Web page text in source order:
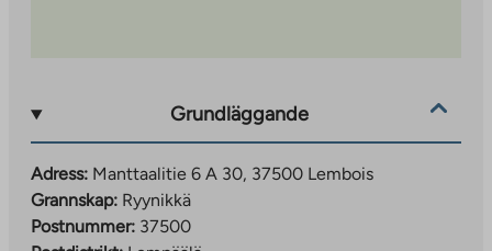
Grundläggande
Adress: Manttaalitie 6 A 30, 37500 Lembois
Grannskap: Ryynikkä
Postnummer: 37500